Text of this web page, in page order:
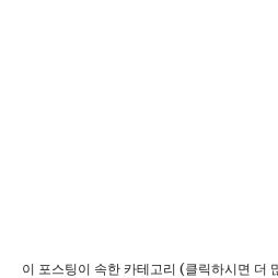
이 포스팅이 속한 카테고리 (클릭하시면 더